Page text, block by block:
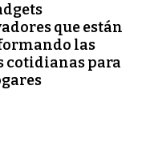
que están
las
cotidianas para